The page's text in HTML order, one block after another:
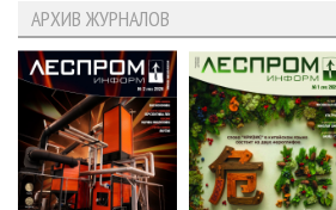
АРХИВ ЖУРНАЛОВ